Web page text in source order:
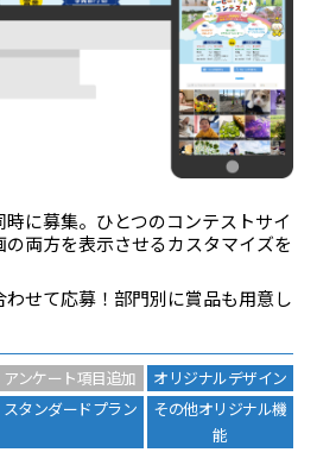
時に募集。ひとつのコンテストサイ
の両方を表示させるカスタマイズを
わせて応募！部門別に賞品も用意し
アンケート項目追加
オリジナルデザイン
スタンダードプラン
その他オリジナル機
能